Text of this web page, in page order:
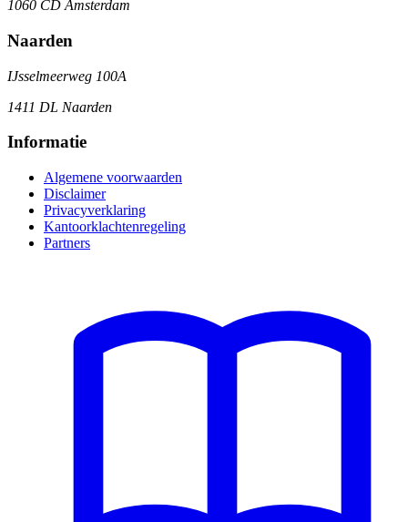
1060 CD Amsterdam
Naarden
IJsselmeerweg 100A
1411 DL Naarden
Informatie
Algemene voorwaarden
Disclaimer
Privacyverklaring
Kantoorklachtenregeling
Partners